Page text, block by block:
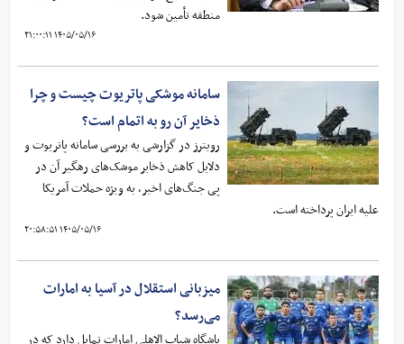
منطقه تأمین شود.
۱۴۰۵/۰۵/۱۶ ۲۱:۰۰:۱۱
سامانه موشکی پاتریوت چیست و چرا
ذخایر آن رو به اتمام است؟
رویترز در گزارشی به بررسی سامانه پاتریوت و
دلایل کاهش ذخایر موشک‌های رهگیر آن در
پی جنگ‌های اخیر، به ویژه حملات آمریکا
علیه ایران پرداخته است.
۱۴۰۵/۰۵/۱۶ ۲۰:۵۸:۵۱
میزبانی استقلال در آسیا به امارات
می‌رسد؟